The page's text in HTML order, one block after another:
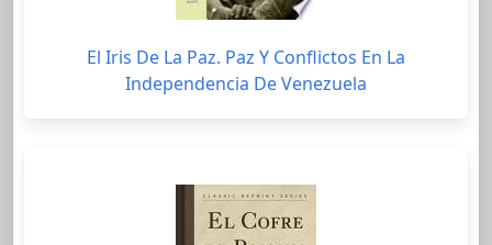
El Iris De La Paz. Paz Y Conflictos En La
Independencia De Venezuela